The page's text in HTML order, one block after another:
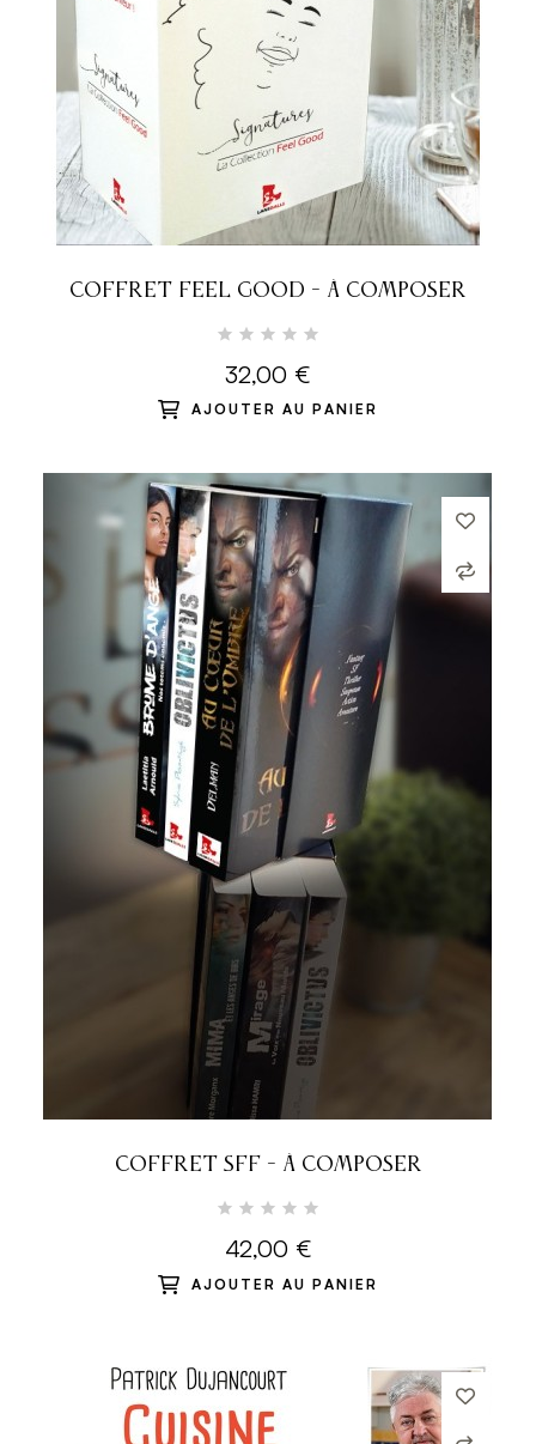
COFFRET FEEL GOOD - À COMPOSER
32,00 €
AJOUTER AU PANIER
COFFRET SFF - À COMPOSER
42,00 €
AJOUTER AU PANIER